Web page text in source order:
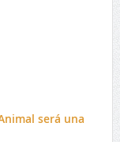
será una